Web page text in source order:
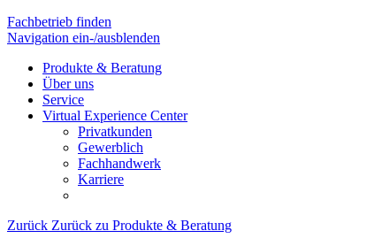
Fachbetrieb finden
Navigation ein-/ausblenden
Produkte & Beratung
Über uns
Service
Virtual Experience Center
Privatkunden
Gewerblich
Fachhandwerk
Karriere
Zurück Zurück zu Produkte & Beratung